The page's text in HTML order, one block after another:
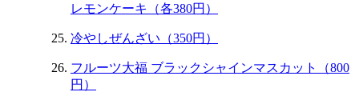
レモンケーキ（各380円）
冷やしぜんざい（350円）
フルーツ大福 ブラックシャインマスカット（800
円）